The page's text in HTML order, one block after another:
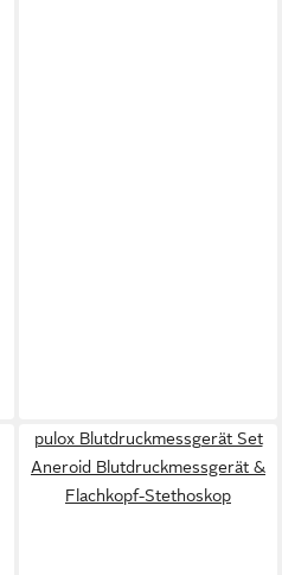
pulox Blutdruckmessgerät Set
Aneroid Blutdruckmessgerät &
Flachkopf-Stethoskop